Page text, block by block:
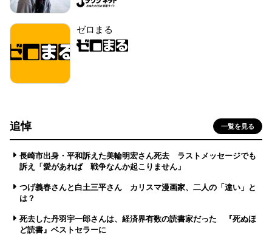
ゼロまる
追悼 一覧を見る
長崎市出身・平和訴えた美輪明宏さん死去 ラストメッセージでも
訴え「愛があれば 戦争なんか起こりません」
つげ義春さんと白土三平さん カリスマ漫画家、二人の「違い」と
は？
死去した丹羽宇一郎さんは、経済界有数の読書家だった 『死ぬほ
ど読書』ベストセラーに